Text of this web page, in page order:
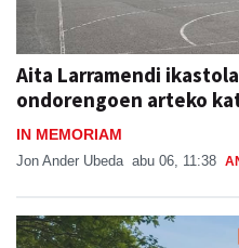
Aita Larramendi
ondorengoen arteko
IN MEMORIAM
Jon Ander Ubeda abu 06, 11:38